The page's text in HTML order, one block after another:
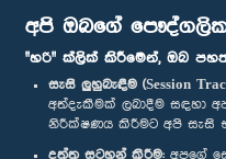
අපි ඔබගේ
"හරි" ක්ලික් කිරීමෙන්, ඔබ
සැසි ලුහුබැඳීම (Session
අත්දැකීමක් ලබාදීම සඳහා
නිරීක්ෂණය කිරීමට අපි සැසි
දත්ත සටහන් කිරීම: අපගේ
පාර්ලිමේන්තු ජංගම යෙදුම
අප හා සම්බන්ධ වී සිටින්න :